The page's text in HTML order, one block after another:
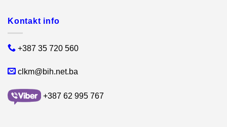
Kontakt info
+387 35 720 560
clkm@bih.net.ba
+387 62 995 767